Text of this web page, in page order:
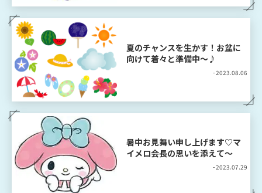
夏のチャンスを生かす！お盆に
向けて着々と準備中～♪
- 2023.08.06
暑中お見舞い申し上げます♡マ
イメロ会長の思いを添えて～
- 2023.07.29